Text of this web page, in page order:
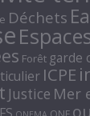
Déchets
Forêt garde
ICPE
Justice Mer